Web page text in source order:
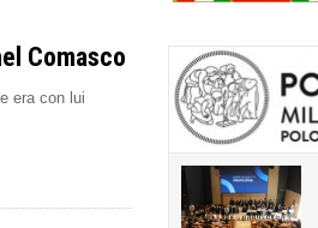
Comasco
era con lui